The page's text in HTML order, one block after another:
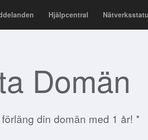
Hjälpcentral
Domän
din domän med 1 år! *